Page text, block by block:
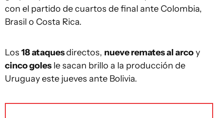
con el partido de cuartos de final ante Colombia,
Brasil o Costa Rica.
Los 18 ataquesdirectos, nueve remates al arcoy
cinco goles le sacan brillo a la producción de
Uruguay este jueves ante Bolivia.